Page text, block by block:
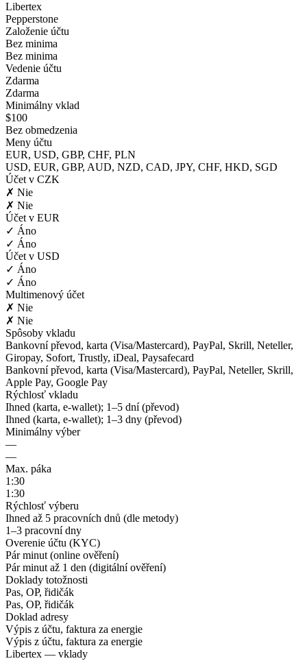
Libertex
Pepperstone
Založenie účtu
Bez minima
Bez minima
Vedenie účtu
Zdarma
Zdarma
Minimálny vklad
$100
Bez obmedzenia
Meny účtu
EUR, USD, GBP, CHF, PLN
USD, EUR, GBP, AUD, NZD, CAD, JPY, CHF, HKD, SGD
Účet v CZK
✗ Nie
✗ Nie
Účet v EUR
✓ Áno
✓ Áno
Účet v USD
✓ Áno
✓ Áno
Multimenový účet
✗ Nie
✗ Nie
Spôsoby vkladu
Bankovní převod, karta (Visa/Mastercard), PayPal, Skrill, Neteller,
Giropay, Sofort, Trustly, iDeal, Paysafecard
Bankovní převod, karta (Visa/Mastercard), PayPal, Neteller, Skrill,
Apple Pay, Google Pay
Rýchlosť vkladu
Ihned (karta, e-wallet); 1–5 dní (převod)
Ihned (karta, e-wallet); 1–3 dny (převod)
Minimálny výber
—
—
Max. páka
1:30
1:30
Rýchlosť výberu
Ihned až 5 pracovních dnů (dle metody)
1–3 pracovní dny
Overenie účtu (KYC)
Pár minut (online ověření)
Pár minut až 1 den (digitální ověření)
Doklady totožnosti
Pas, OP, řidičák
Pas, OP, řidičák
Doklad adresy
Výpis z účtu, faktura za energie
Výpis z účtu, faktura za energie
Libertex — vklady